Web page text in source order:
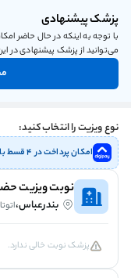
پزشک پیشنهادی
با توجه به اینکه در حال حاضر
می‌توانید از پزشک پیشنهادی
نوع ویزیت را انتخاب کنید:
امکان پرداخت در ۴ قسط با دیجی پی
نوبت ویزیت
بندرعباس،
پزشک نوبت خالی ندارد.